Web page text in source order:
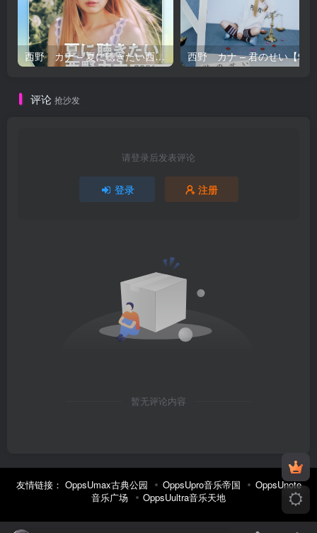
西野 カナ – 夏に聴きたい西野カナ2026【44.1kHz／16bit】日本区
评论 抢沙发
请登录后发表评论
登录 注册
暂无评论内容
友情链接： OppsUmax古典公园 OppsUpro音乐帝国
OppsUnote
音乐广场
OppsUultra音乐天地